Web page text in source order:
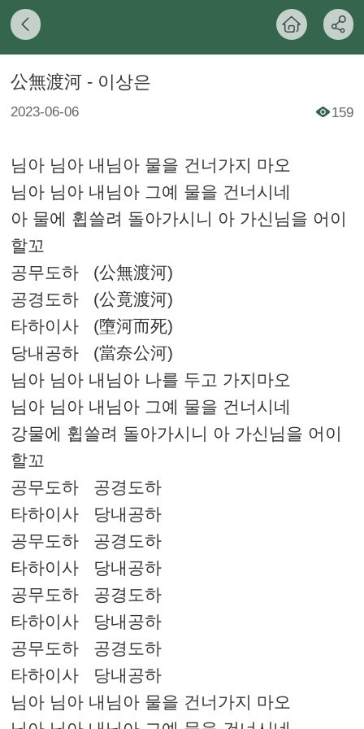
公無渡河 - 이상은
2023-06-06 159
님아 님아 내님아 물을 건너가지 마오
님아 님아 내님아 그예 물을 건너시네
아 물에 휩쓸려 돌아가시니 아 가신님을 어이
할꼬
공무도하 (公無渡河)
공경도하 (公竟渡河)
타하이사 (墮河而死)
당내공하 (當奈公河)
님아 님아 내님아 나를 두고 가지마오
님아 님아 내님아 그예 물을 건너시네
강물에 휩쓸려 돌아가시니 아 가신님을 어이
할꼬
공무도하 공경도하
타하이사 당내공하
공무도하 공경도하
타하이사 당내공하
공무도하 공경도하
타하이사 당내공하
공무도하 공경도하
타하이사 당내공하
님아 님아 내님아 물을 건너가지 마오